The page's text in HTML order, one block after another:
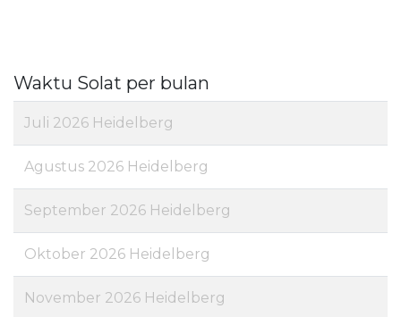
Waktu Solat per bulan
Juli 2026 Heidelberg
Agustus 2026 Heidelberg
September 2026 Heidelberg
Oktober 2026 Heidelberg
November 2026 Heidelberg